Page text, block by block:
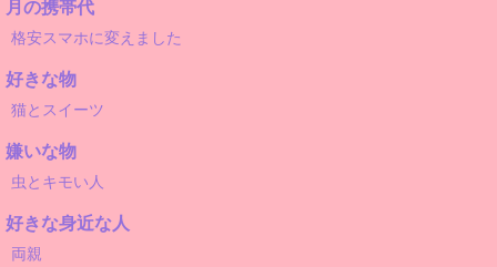
月の携帯代
格安スマホに変えました
好きな物
猫とスイーツ
嫌いな物
虫とキモい人
好きな身近な人
両親